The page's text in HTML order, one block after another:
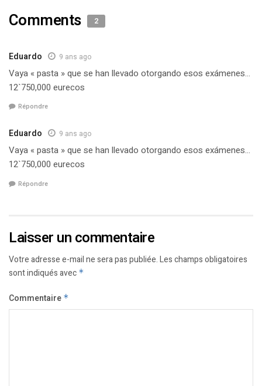
Comments 2
Eduardo 9 ans ago
Vaya « pasta » que se han llevado otorgando esos exámenes…
12`750,000 eurecos
Répondre
Eduardo 9 ans ago
Vaya « pasta » que se han llevado otorgando esos exámenes…
12`750,000 eurecos
Répondre
Laisser un commentaire
Votre adresse e-mail ne sera pas publiée.Les champs obligatoires
sont indiqués avec *
Commentaire *